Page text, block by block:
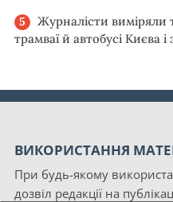
Журналісти виміряли
трамваї й автобусі Києва
ВИКОРИСТАННЯ
При будь-якому
дозвіл редакції на